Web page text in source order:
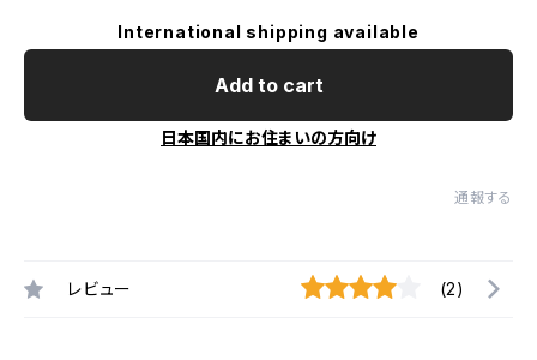
International shipping available
Add to cart
日本国内にお住まいの方向け
通報する
レビュー (2)